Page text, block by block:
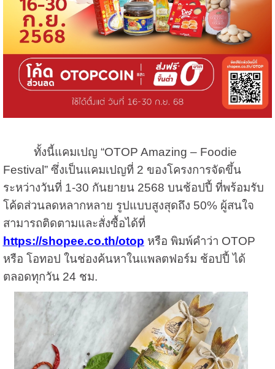
ทั้งนี้แคมเปญ “OTOP Amazing – Foodie
Festival” ซึ่งเป็นแคมเปญที่ 2 ของโครงการจัดขึ้น
ระหว่างวันที่ 1-30 กันยายน 2568 บนช้อปปี้ ที่พร้อมรับ
โค้ดส่วนลดหลากหลาย รูปแบบสูงสุดถึง 50% ผู้สนใจ
สามารถติดตามและสั่งซื้อได้ที่
https://shopee.co.th/otop หรือ พิมพ์คำว่า OTOP
หรือ โอทอป ในช่องค้นหาในแพลตฟอร์ม ช้อปปี้ ได้
ตลอดทุกวัน 24 ชม.